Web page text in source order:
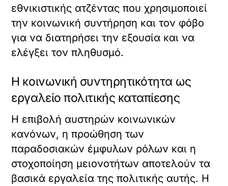
εθνικιστικής ατζέντας που χρησιμοποιεί
την κοινωνική συντήρηση και τον φόβο
για να διατηρήσει την εξουσία και να
ελέγξει τον πληθυσμό.
Η κοινωνική συντηρητικότητα ως
εργαλείο πολιτικής καταπίεσης
Η επιβολή αυστηρών κοινωνικών
κανόνων, η προώθηση των
παραδοσιακών έμφυλων ρόλων και η
στοχοποίηση μειονοτήτων αποτελούν τα
βασικά εργαλεία της πολιτικής αυτής. Η